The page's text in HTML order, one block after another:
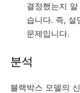
결정했는지
습니다. 즉, 설
문제입니다.
분석
블랙박스 모델의